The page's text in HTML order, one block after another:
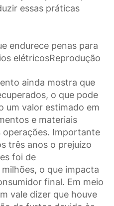
essas práticas
endurece penas para
elétricosReprodução
ainda mostra que
o que pode
um valor estimado em
e materiais
operações. Importante
três anos o prejuízo
foi de
o que impacta
final. Em meio
vale dizer que houve